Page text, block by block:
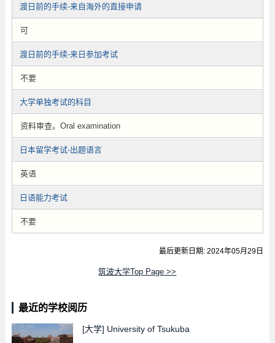
渡日前的手续-来自海外的直接申请
可
渡日前的手续-来日参加考试
不要
大学单独考试的科目
资料审查。Oral examination
日本留学考试-出题语言
英语
日语能力考试
不要
最后更新日期: 2024年05月29日
筑波大学Top Page >>
最近的学校阅历
[大学] University of Tsukuba